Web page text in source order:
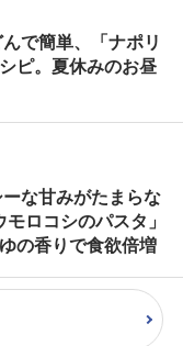
で簡単、「ナポリ
ピ。夏休みのお昼
な甘みがたまらな
ロコシのパスタ」
の香りで食欲倍増